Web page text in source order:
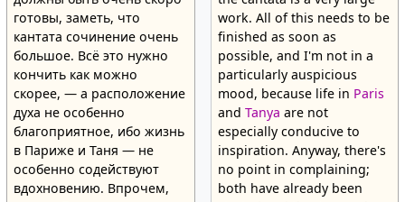
готовы, заметь, что
кантата сочинение очень
большое. Всё это нужно
кончить как можно
скорее, — а расположение
духа не особенно
благоприятное, ибо жизнь
в Париже и Таня — не
особенно содействуют
вдохновению. Впрочем,
work. All of this needs to be
finished as soon as
possible, and I'm not in a
particularly auspicious
mood, because life in Paris
and Tanya are not
especially conducive to
inspiration. Anyway, there's
no point in complaining;
both have already been